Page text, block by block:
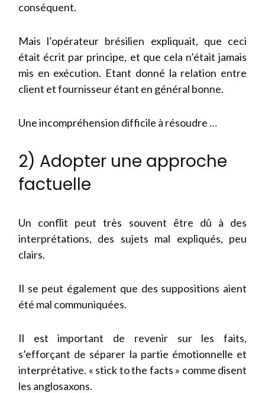
conséquent.
Mais l’opérateur brésilien expliquait, que ceci
était écrit par principe, et que cela n’était jamais
mis en exécution. Etant donné la relation entre
client et fournisseur étant en général bonne.
Une incompréhension difficile à résoudre …
2) Adopter une approche
factuelle
Un conflit peut très souvent être dû à des
interprétations, des sujets mal expliqués, peu
clairs.
Il se peut également que des suppositions aient
été mal communiquées.
Il est important de revenir sur les faits,
s’efforçant de séparer la partie émotionnelle et
interprétative. « stick to the facts » comme disent
les anglosaxons.